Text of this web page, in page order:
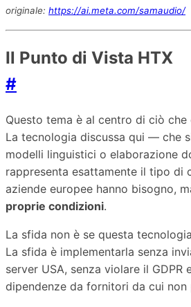
originale: https://ai.meta.com/samaudio/
Il Punto di Vista HTX
#
Questo tema è al centro di ciò che
La tecnologia discussa qui — che
modelli linguistici o elaborazione
rappresenta esattamente il tipo di
aziende europee hanno bisogno,
proprie condizioni.
La sfida non è se questa
La sfida è implementarla senza
server USA, senza violare il GDPR
dipendenze da fornitori da cui non